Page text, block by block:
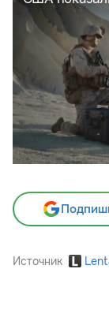
Источник